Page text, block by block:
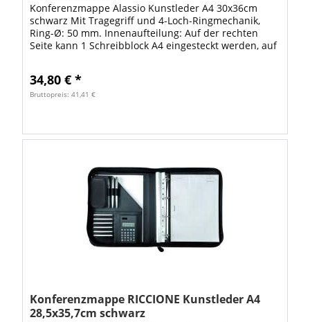
Konferenzmappe Alassio Kunstleder A4 30x36cm
schwarz Mit Tragegriff und 4-Loch-Ringmechanik,
Ring-Ø: 50 mm. Innenaufteilung: Auf der rechten
Seite kann 1 Schreibblock A4 eingesteckt werden, auf
34,80 € *
Bruttopreis: 41,41 €
Konferenzmappe RICCIONE Kunstleder A4
28,5x35,7cm schwarz